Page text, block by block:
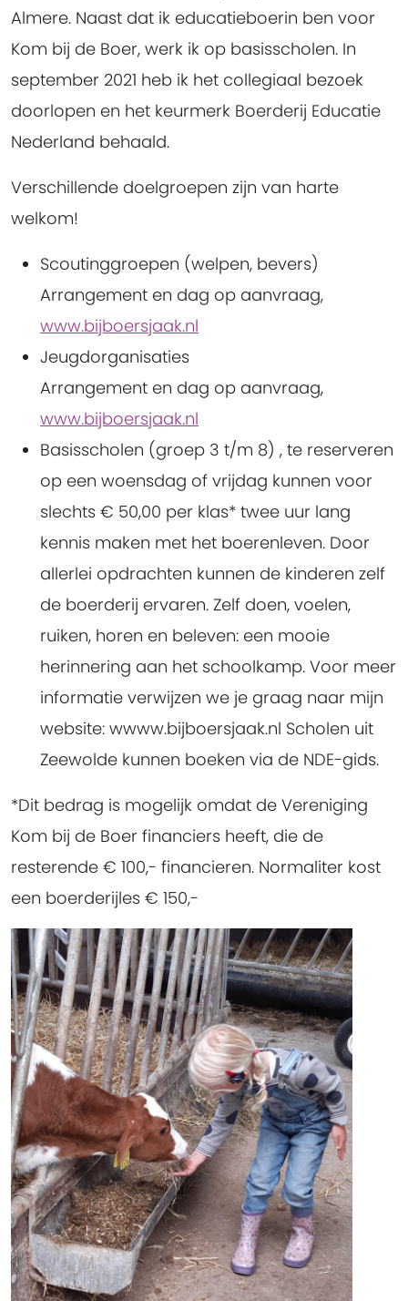
Almere. Naast dat ik educatieboerin ben voor
Kom bij de Boer, werk ik op basisscholen. In
september 2021 heb ik het collegiaal bezoek
doorlopen en het keurmerk Boerderij Educatie
Nederland behaald.
Verschillende doelgroepen zijn van harte
welkom!
Scoutinggroepen (welpen, bevers)
Arrangement en dag op aanvraag,
www.bijboersjaak.nl
Jeugdorganisaties
Arrangement en dag op aanvraag,
www.bijboersjaak.nl
Basisscholen (groep 3 t/m 8) , te reserveren
op een woensdag of vrijdag kunnen voor
slechts € 50,00 per klas* twee uur lang
kennis maken met het boerenleven. Door
allerlei opdrachten kunnen de kinderen zelf
de boerderij ervaren. Zelf doen, voelen,
ruiken, horen en beleven: een mooie
herinnering aan het schoolkamp. Voor meer
informatie verwijzen we je graag naar mijn
website: wwww.bijboersjaak.nl Scholen uit
Zeewolde kunnen boeken via de NDE-gids.
*Dit bedrag is mogelijk omdat de Vereniging
Kom bij de Boer financiers heeft, die de
resterende € 100,- financieren. Normaliter kost
een boerderijles € 150,-